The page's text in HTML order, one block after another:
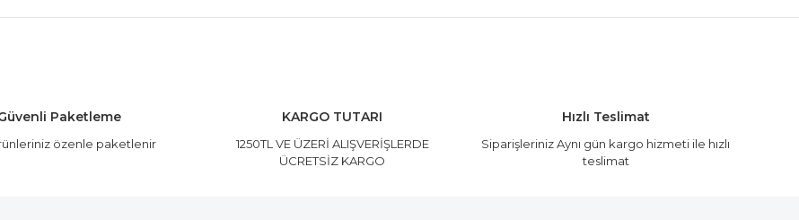
Bu ürüne ilk yorumu siz yapın!
Paketleme
özenle paketlenir
KARGO TUTARI
1250TL VE ÜZERİ ALIŞVERİŞLERDE
ÜCRETSİZ KARGO
Hızlı Teslimat
Siparişleriniz Aynı gün kargo hizmeti ile hızlı
teslimat